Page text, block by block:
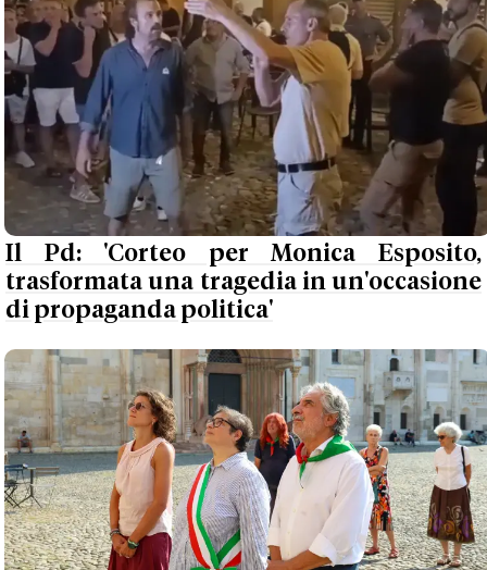
Il Pd: 'Corteo per Monica Esposito,
trasformata una tragedia in un'occasione
di propaganda politica'